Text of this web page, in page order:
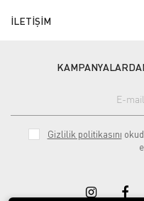
İLETİŞİM
Gizlilik politikasını